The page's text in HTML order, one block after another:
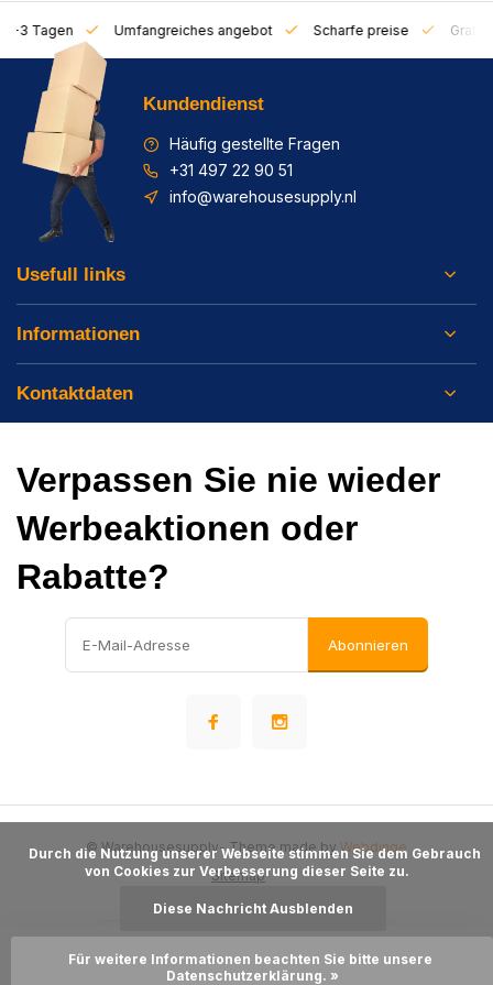
Zum Warenkorb hinzufügen
1-3 Tagen Umfangreiches angebot Scharfe preise Gratis
Kundendienst
Häufig gestellte Fragen
+31 497 22 90 51
info@warehousesupply.nl
Usefull links
Informationen
Kontaktdaten
Verpassen Sie nie wieder
Werbeaktionen oder
Rabatte?
Abonnieren
Sitemap
© Warehousesupply- Theme made by Webdinge
von Cookies zur Verbesserung dieser Seite zu.
Diese Nachricht Ausblenden
Für weitere Informationen beachten Sie bitte unsere
Datenschutzerklärung. »